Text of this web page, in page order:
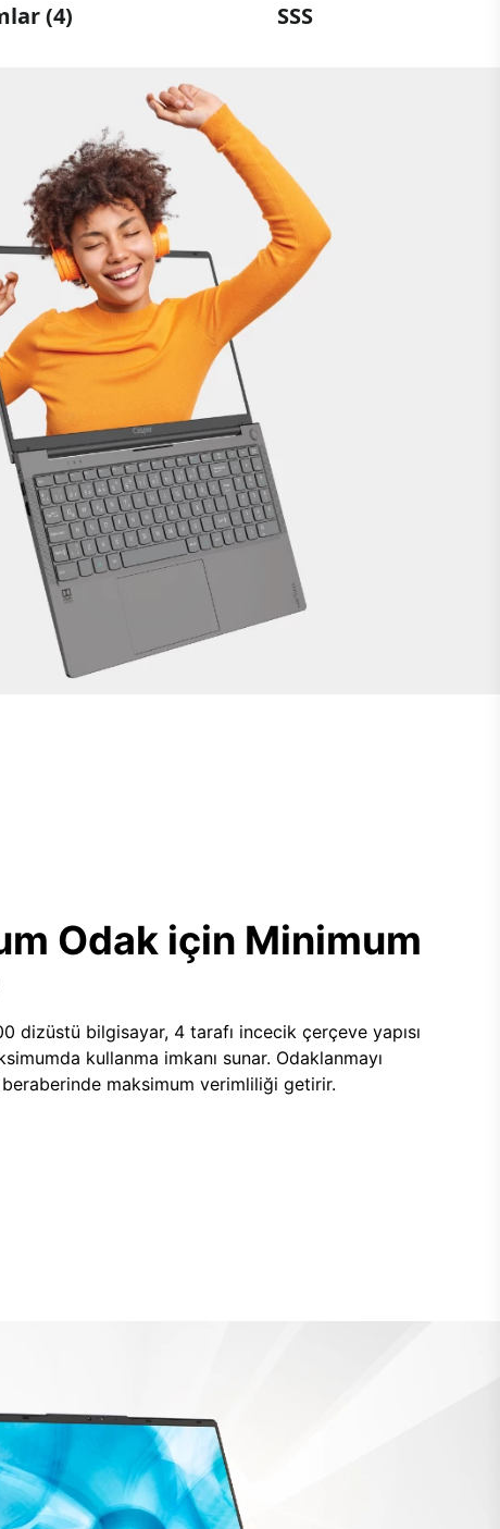
(4) SSS
Odak için Minimum
dizüstü bilgisayar, 4 tarafı incecik çerçeve yapısı
kullanma imkanı sunar. Odaklanmayı
beraberinde maksimum verimliliği getirir.